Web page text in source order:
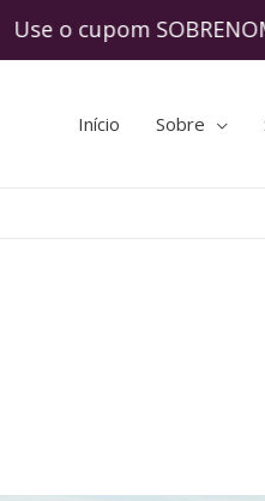
Início Sobre